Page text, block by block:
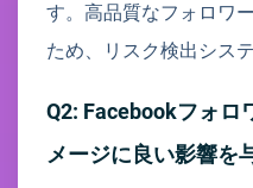
す。高品質なフォロワ
ため、リスク検出シス
Q2: Facebookフォロ
メージに良い影響を